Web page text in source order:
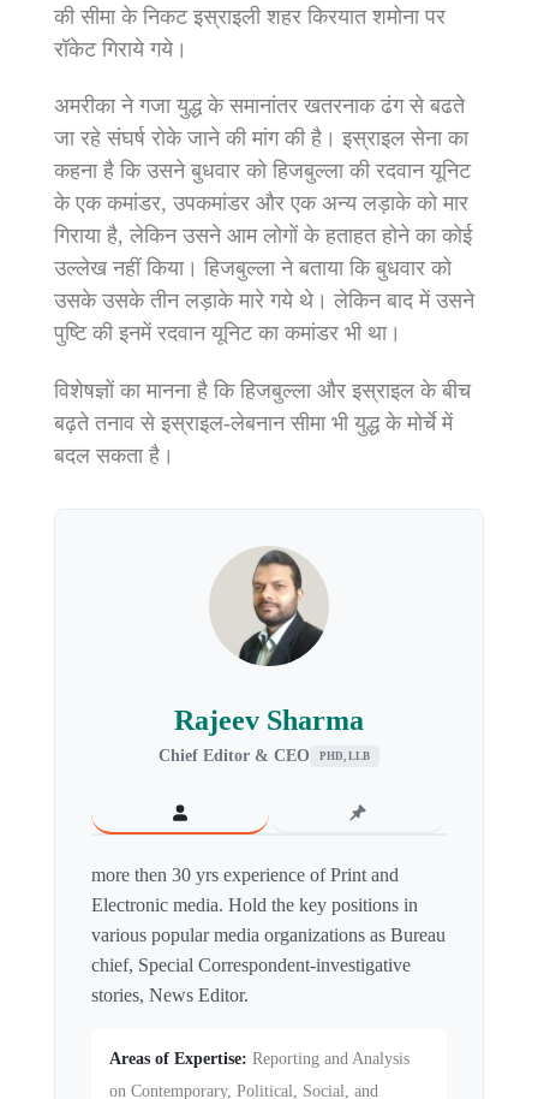
की सीमा के निकट इस्राइली शहर किरयात शमोना पर
रॉकेट गिराये गये।
अमरीका ने गजा युद्ध के समानांतर खतरनाक ढंग से बढते
जा रहे संघर्ष रोके जाने की मांग की है। इस्राइल सेना का
कहना है कि उसने बुधवार को हिजबुल्ला की रदवान यूनिट
के एक कमांडर, उपकमांडर और एक अन्य लड़ाके को मार
गिराया है, लेकिन उसने आम लोगों के हताहत होने का कोई
उल्लेख नहीं किया। हिजबुल्ला ने बताया कि बुधवार को
उसके उसके तीन लड़ाके मारे गये थे। लेकिन बाद में उसने
पुष्टि की इनमें रदवान यूनिट का कमांडर भी था।
विशेषज्ञों का मानना है कि हिजबुल्ला और इस्राइल के बीच
बढ़ते तनाव से इस्राइल-लेबनान सीमा भी युद्ध के मोर्चे में
बदल सकता है।
Rajeev Sharma
Chief Editor & CEO PHD, LLB
more then 30 yrs experience of Print and
Electronic media. Hold the key positions in
various popular media organizations as Bureau
chief, Special Correspondent-investigative
stories, News Editor.
Areas of Expertise: Reporting and Analysis
on Contemporary, Political, Social, and